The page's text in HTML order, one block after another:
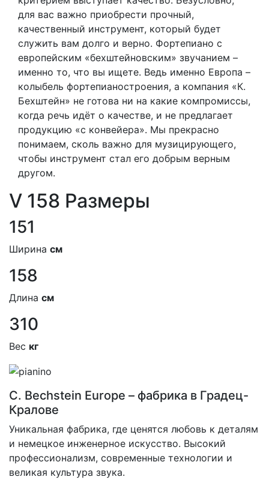
для вас важно приобрести прочный,
качественный инструмент, который будет
служить вам долго и верно. Фортепиано с
европейским «бехштейновским» звучанием –
именно то, что вы ищете. Ведь именно Европа –
колыбель фортепианостроения, а компания «К.
Бехштейн» не готова ни на какие компромиссы,
когда речь идёт о качестве, и не предлагает
продукцию «с конвейера». Мы прекрасно
понимаем, сколь важно для музицирующего,
чтобы инструмент стал его добрым верным
другом.
V 158 Размеры
151
Ширина см
158
Длина см
310
Вес кг
C. Bechstein Europe – фабрика в Градец-
Кралове
Уникальная фабрика, где ценятся любовь к деталям
и немецкое инженерное искусство. Высокий
профессионализм, современные технологии и
великая культура звука.